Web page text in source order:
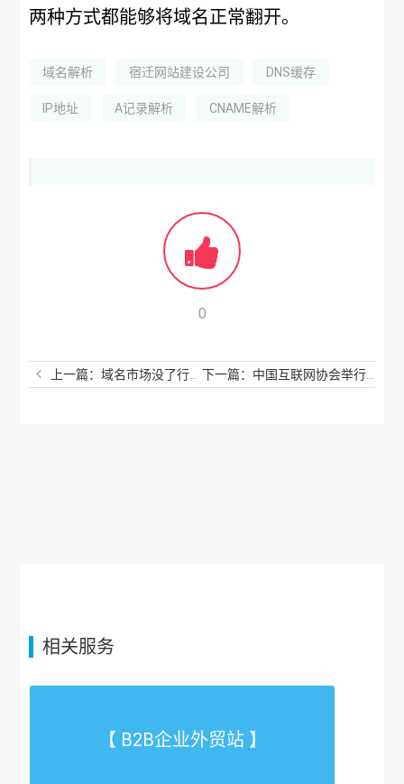
两种方式都能够将域名正常翻开。
域名解析 宿迁网站建设公司 DNS缓存
IP地址 A记录解析 CNAME解析
0
上一篇：域名市场没了行情，就充满了价值
相关服务
【 B2B企业外贸站 】